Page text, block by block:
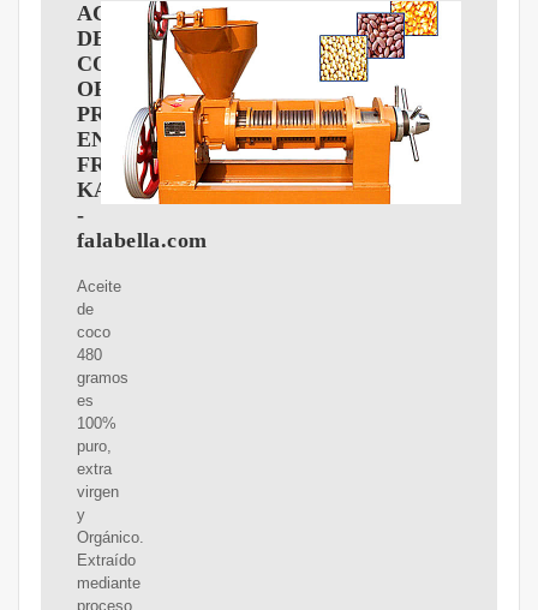
ACEITE
DE
COCO
ORGáNICO
PRENSADO
EN
FRíO
KARUNLIFE
-
falabella.com
Aceite
de
coco
480
gramos
es
100%
puro,
extra
virgen
y
Orgánico.
Extraído
mediante
proceso